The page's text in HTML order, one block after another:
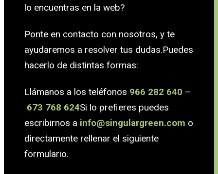
lo encuentras en la web?
Ponte en contacto con nosotros, y te
ayudaremos a resolver tus dudas.Puedes
hacerlo de distintas formas:
Llámanos a los teléfonos 966 282 640 –
673 768 624Si lo prefieres puedes
escribirnos a info@singulargreen.com o
directamente rellenar el siguiente
formulario.